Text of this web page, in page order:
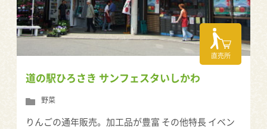
直売所
道の駅ひろさき サンフェスタいしかわ
野菜
りんごの通年販売。加工品が豊富 その他特長 イベン